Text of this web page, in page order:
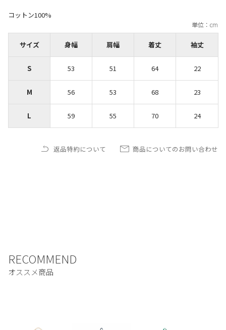
コットン100%
サイズ 身幅 肩幅 着丈 袖丈
S 53 51 64 22
M 56 53 68 23
L 59 55 70 24
返品特約について 商品についてのお問い合わせ